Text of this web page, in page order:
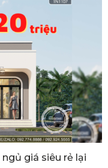
giá siêu rẻ lại